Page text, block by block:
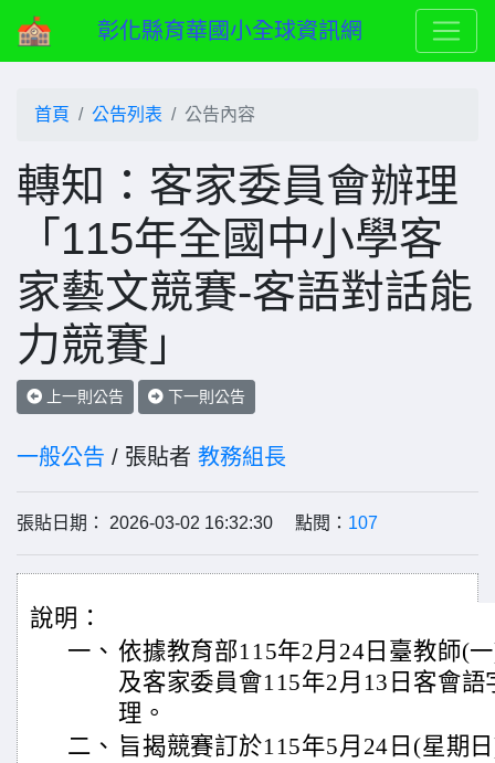
彰化縣育華國小全球資訊網
首頁 公告列表 公告內容
轉知：客家委員會辦理
「115年全國中小學客
家藝文競賽-客語對話能
力競賽」
上一則公告 下一則公告
一般公告 / 張貼者 教務組長
張貼日期： 2026-03-02 16:32:30 點閱： 107
說明：
一、 依據教育部115年2月24日臺教師(
及客家委員會115年2月13日客會
理。
二、 旨揭競賽訂於115年5月24日(星期